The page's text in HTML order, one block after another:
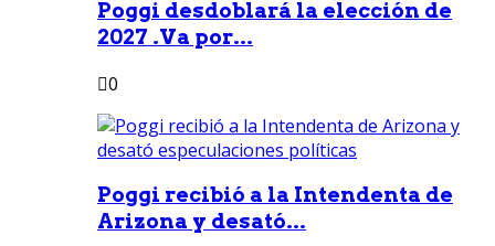
Poggi desdoblará la elección de
2027 .Va por...
0
Poggi recibió a la Intendenta de
Arizona y desató...